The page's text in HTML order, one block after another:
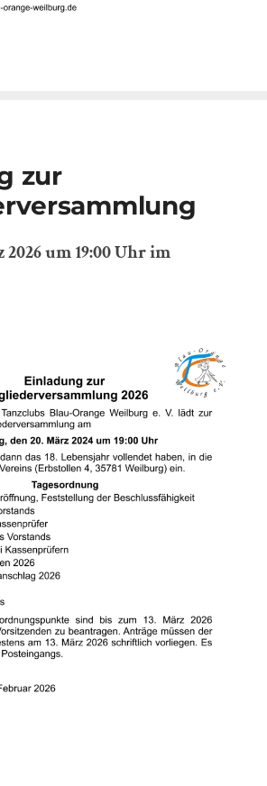
zur
2026 um 19:00 Uhr im